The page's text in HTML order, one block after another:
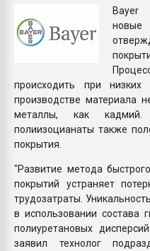
Bayer
происходить при
производстве материала
металлы, как
полиизоцианаты также
покрытия.
"Развитие метода
покрытий устраняет
трудозатраты.
в использовании состава
полиуретановых
заявил технолог